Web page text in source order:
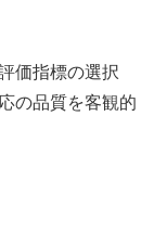
価指標の選択
の品質を客観的